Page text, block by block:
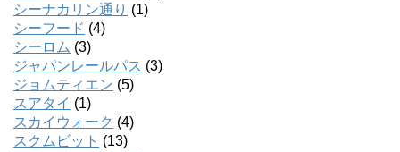
シーナカリン通り (1)
シーフード (4)
シーロム (3)
ジャパンレールパス (3)
ジョムティエン (5)
スアタイ (1)
スカイウォーク (4)
スクムビット (13)